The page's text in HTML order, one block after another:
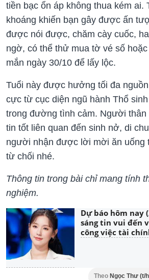
tiền bạc ổn áp không thua kém ai.
khoáng khiến bạn gây được ấn
được nói được, chăm cày cuốc,
ngờ, có thể thử mua tờ vé số
mắn ngày 30/10 để lấy lộc.
Tuổi này được hưởng tối đa
cực từ cục diện ngũ hành Thổ
trong đường tình cảm. Người thân
tin tốt liên quan đến sinh nở, di
người nhận được lời mời ăn uống
từ chối nhé.
Thông tin trong bài chỉ mang tính
nghiệm.
Dự báo hôm nay
sáng tin vui đến
công việc tài
Theo Ngọc Thư (t/